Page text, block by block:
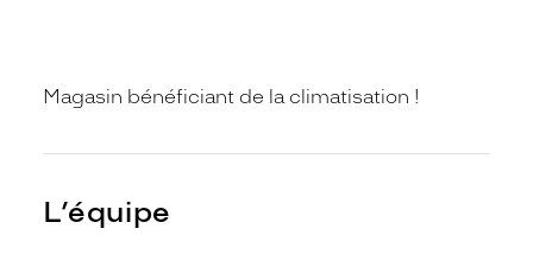
Magasin bénéficiant de la climatisation !
L’équipe